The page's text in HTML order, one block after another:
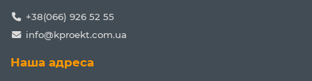
+38(066) 926 52 55
info@kproekt.com.ua
Наша адреса